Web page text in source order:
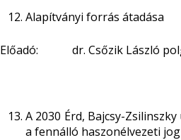
Alapítványi forrás átadása
Előadó: dr. Csőzik László
A 2030 Érd, Bajcsy-
a fennálló haszonélvezeti